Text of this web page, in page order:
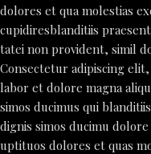
dolores et qua molestias
cupidiresblanditiis
tatei non provident, simil
Consectetur adipiscing
labor et dolore magna
simos ducimus qui
dignis simos ducimu
uptituos dolores et quas